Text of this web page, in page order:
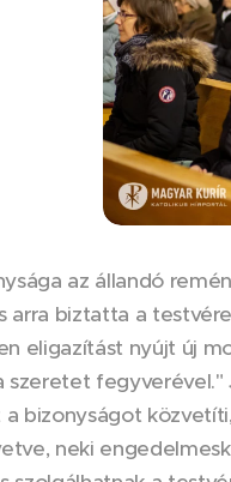
az állandó
arra biztatta a
eligazítást nyújt új
szeretet
a bizonyságot
neki